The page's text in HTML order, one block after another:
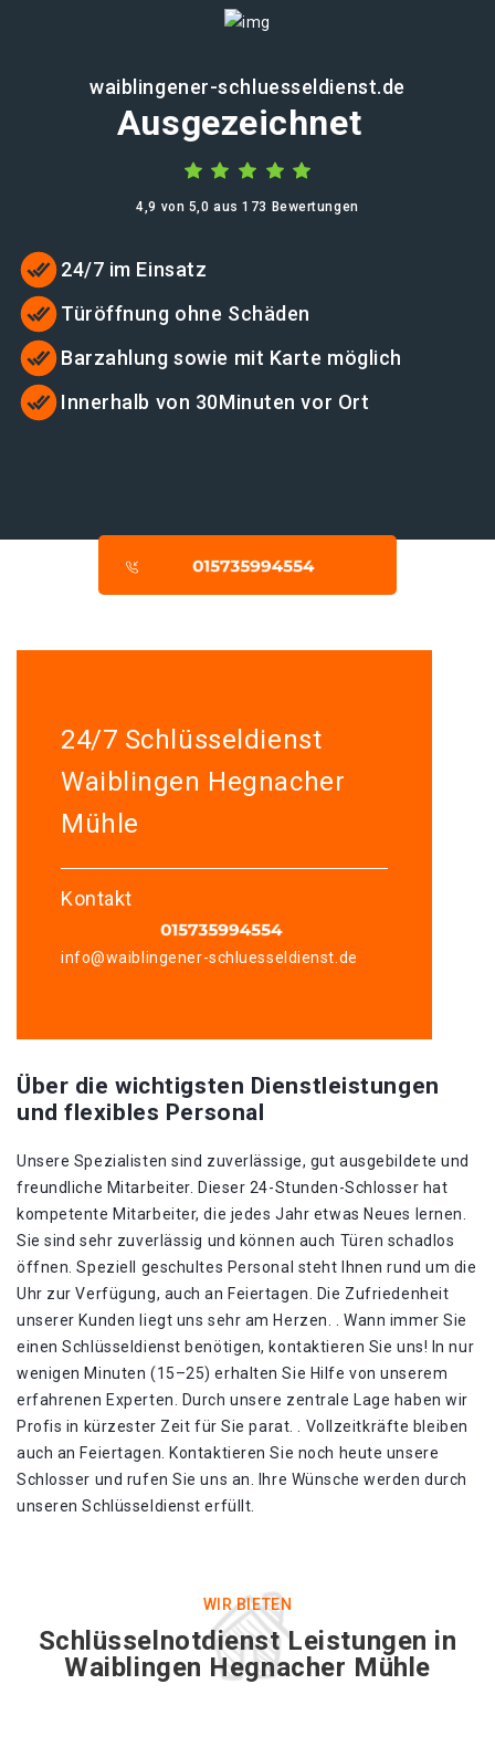
waiblingener-schluesseldienst.de
Ausgezeichnet
4,9 von 5,0 aus 173 Bewertungen
24/7 im Einsatz
Türöffnung ohne Schäden
Barzahlung sowie mit Karte möglich
Innerhalb von 30Minuten vor Ort
24/7 Schlüsseldienst
Waiblingen Hegnacher
Mühle
Kontakt
info@waiblingener-schluesseldienst.de
Über die wichtigsten Dienstleistungen
und flexibles Personal
Unsere Spezialisten sind zuverlässige, gut ausgebildete und
freundliche Mitarbeiter. Dieser 24-Stunden-Schlosser hat
kompetente Mitarbeiter, die jedes Jahr etwas Neues lernen.
Sie sind sehr zuverlässig und können auch Türen schadlos
öffnen. Speziell geschultes Personal steht Ihnen rund um die
Uhr zur Verfügung, auch an Feiertagen. Die Zufriedenheit
unserer Kunden liegt uns sehr am Herzen. . Wann immer Sie
einen Schlüsseldienst benötigen, kontaktieren Sie uns! In nur
wenigen Minuten (15–25) erhalten Sie Hilfe von unserem
erfahrenen Experten. Durch unsere zentrale Lage haben wir
Profis in kürzester Zeit für Sie parat. . Vollzeitkräfte bleiben
auch an Feiertagen. Kontaktieren Sie noch heute unsere
Schlosser und rufen Sie uns an. Ihre Wünsche werden durch
unseren Schlüsseldienst erfüllt.
WIR BIETEN
Schlüsselnotdienst Leistungen in
Waiblingen Hegnacher Mühle